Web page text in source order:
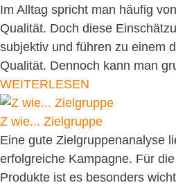
Im Alltag spricht man häufig
Qualität. Doch diese
subjektiv und führen zu einem
Qualität. Dennoch kann man
WEITERLESEN
Z wie... Zielgruppe
Eine gute Zielgruppenanalyse
erfolgreiche Kampagne. Für
Produkte ist es besonders